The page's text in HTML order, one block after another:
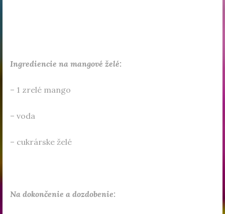
Ingrediencie na mangové želé:
– 1 zrelé mango
– voda
– cukrárske želé
Na dokončenie a dozdobenie: